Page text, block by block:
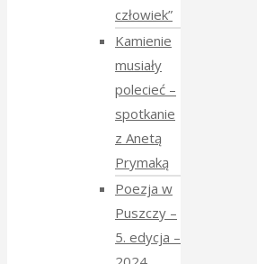
człowiek”
Kamienie
musiały
polecieć –
spotkanie
z Anetą
Prymaką
Poezja w
Puszczy –
5. edycja –